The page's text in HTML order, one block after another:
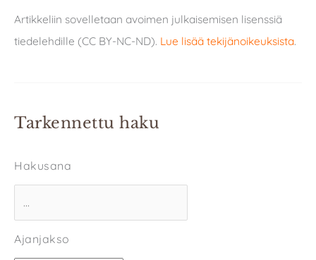
Artikkeliin sovelletaan avoimen julkaisemisen lisenssiä
tiedelehdille (CC BY-NC-ND). Lue lisää tekijänoikeuksista.
Tarkennettu haku
Hakusana
Ajanjakso